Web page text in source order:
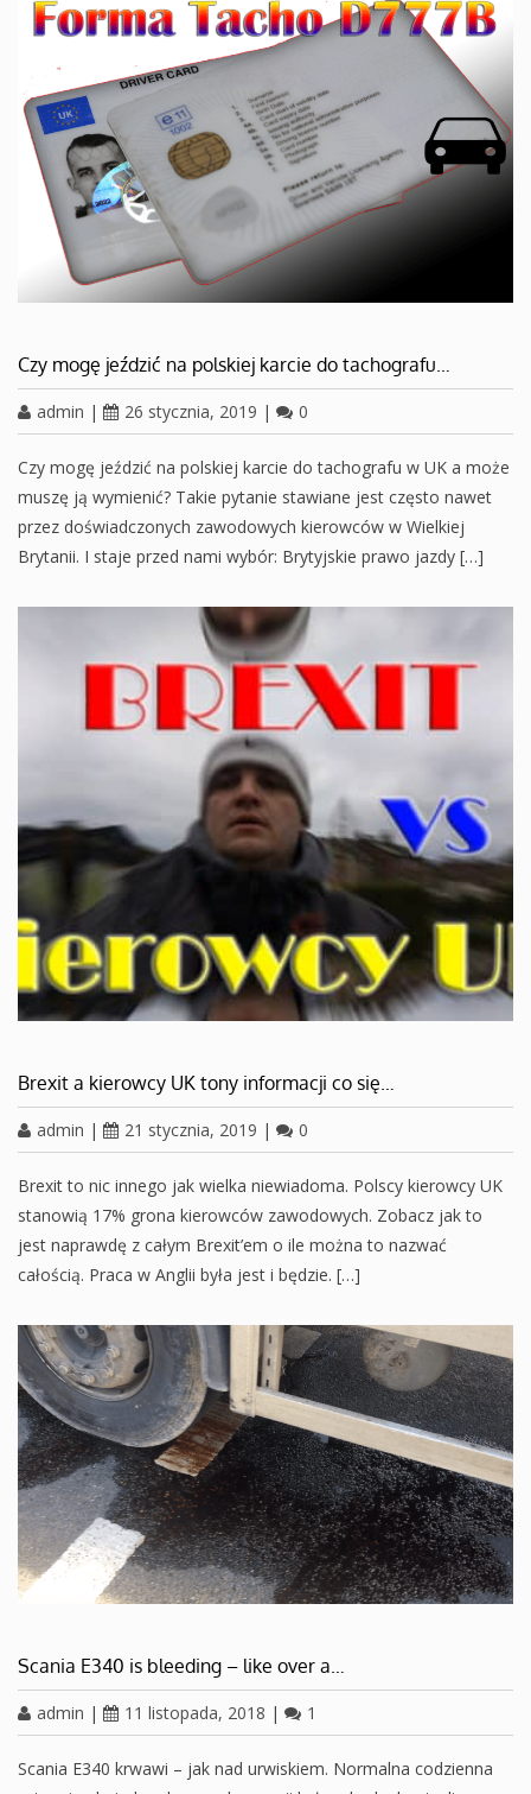
Czy mogę jeździć na polskiej karcie do tachografu…
admin | 26 stycznia, 2019 | 0
Czy mogę jeździć na polskiej karcie do tachografu w UK a może
muszę ją wymienić? Takie pytanie stawiane jest często nawet
przez doświadczonych zawodowych kierowców w Wielkiej
Brytanii. I staje przed nami wybór: Brytyjskie prawo jazdy […]
Brexit a kierowcy UK tony informacji co się…
admin | 21 stycznia, 2019 | 0
Brexit to nic innego jak wielka niewiadoma. Polscy kierowcy UK
stanowią 17% grona kierowców zawodowych. Zobacz jak to
jest naprawdę z całym Brexit’em o ile można to nazwać
całością. Praca w Anglii była jest i będzie. […]
Scania E340 is bleeding – like over a…
admin | 11 listopada, 2018 | 1
Scania E340 krwawi – jak nad urwiskiem. Normalna codzienna